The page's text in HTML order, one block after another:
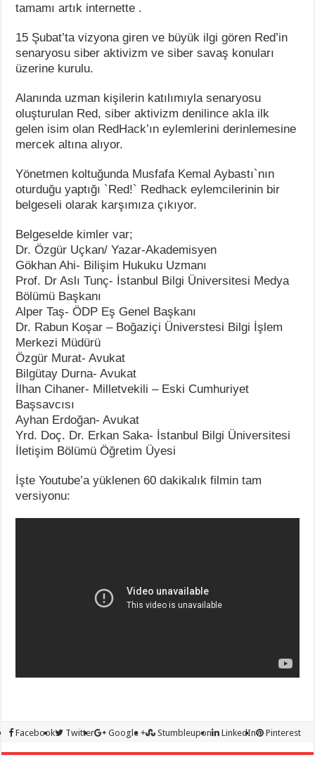
tamamı artık internette .
15 Şubat’ta vizyona giren ve büyük ilgi gören Red’in
senaryosu siber aktivizm ve siber savaş konuları
üzerine kurulu.
Alanında uzman kişilerin katılımıyla senaryosu
oluşturulan Red, siber aktivizm denilince akla ilk
gelen isim olan RedHack’ın eylemlerini derinlemesine
mercek altına alıyor.
Yönetmen koltuğunda Musfafa Kemal Aybastı`nın
oturduğu yaptığı `Red!` Redhack eylemcilerinin bir
belgeseli olarak karşımıza çıkıyor.
Belgeselde kimler var;
Dr. Özgür Uçkan/ Yazar-Akademisyen
Gökhan Ahi- Bilişim Hukuku Uzmanı
Prof. Dr Aslı Tunç- İstanbul Bilgi Üniversitesi Medya
Bölümü Başkanı
Alper Taş- ÖDP Eş Genel Başkanı
Dr. Rabun Koşar – Boğaziçi Üniverstesi Bilgi İşlem
Merkezi Müdürü
Özgür Murat- Avukat
Bilgütay Durna- Avukat
İlhan Cihaner- Milletvekili – Eski Cumhuriyet
Başsavcısı
Ayhan Erdoğan- Avukat
Yrd. Doç. Dr. Erkan Saka- İstanbul Bilgi Üniversitesi
İletişim Bölümü Öğretim Üyesi
İşte Youtube’a yüklenen 60 dakikalık filmin tam
versiyonu:
Facebook Twitter Google + Stumbleupon LinkedIn Pinterest